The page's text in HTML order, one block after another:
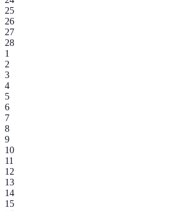
25
26
27
28
1
2
3
4
5
6
7
8
9
10
11
12
13
14
15